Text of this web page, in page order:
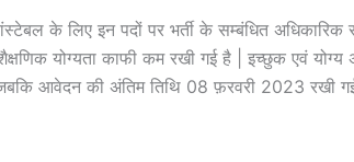
के लिए इन पदों पर भर्ती के सम्बंधित अधिकारिक
योग्यता काफी कम रखी गई है | इच्छुक एवं
आवेदन की अंतिम तिथि 08 फ़रवरी 2023 रखी गई